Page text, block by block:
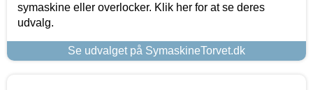
symaskine eller overlocker. Klik her for at se deres
udvalg.
Se udvalget på SymaskineTorvet.dk